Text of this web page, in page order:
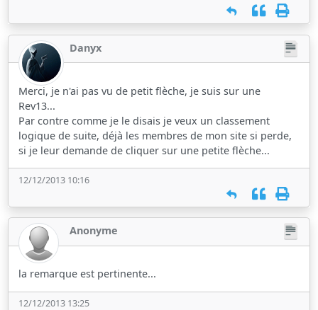
Danyx
Merci, je n'ai pas vu de petit flèche, je suis sur une
Rev13...
Par contre comme je le disais je veux un classement
logique de suite, déjà les membres de mon site si perde,
si je leur demande de cliquer sur une petite flèche...
12/12/2013 10:16
Anonyme
la remarque est pertinente...
12/12/2013 13:25